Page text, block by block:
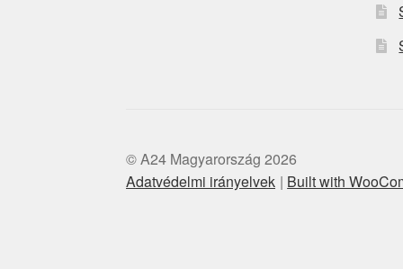
© A24 Magyarország 2026
Adatvédelmi irányelvek
Built with